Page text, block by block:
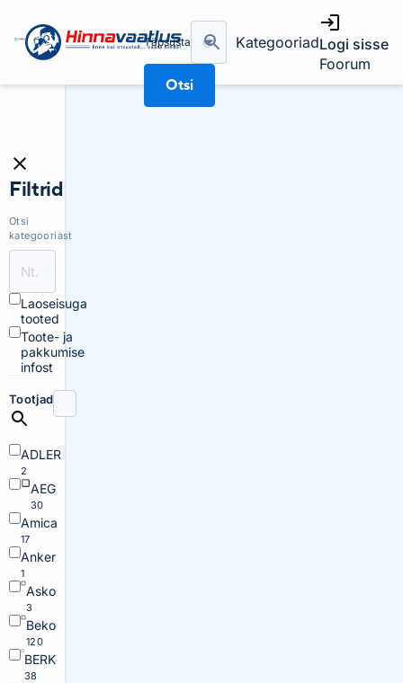
Täpsusta
Otsi
KategooriadLogi sisse
Foorum
Filtrid
Otsi
kategooriast
Laoseisuga
tooted
Toote- ja
pakkumise
infost
Tootjad
ADLER
2
AEG
30
Amica
17
Anker
1
Asko
3
Beko
120
BERK
38